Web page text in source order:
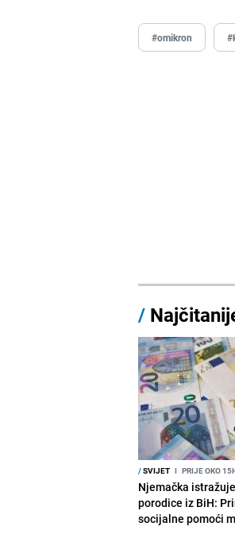
#omikron
/
/SVIJET I PRIJE OKO
Njemačka
porodice iz BiH:
socijalne pomoći